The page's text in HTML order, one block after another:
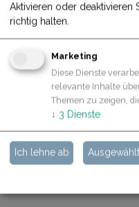
Aktivieren oder deaktivieren
richtig halten.
Marketing
Diese Dienste
relevante Inhalte
Themen zu zeigen,
↓ 3 Dienste
Ich lehne ab